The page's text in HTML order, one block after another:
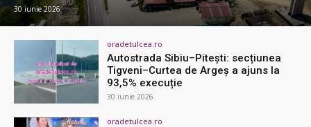
30 iunie 2026
oradetulcea.ro
Autostrada Sibiu–Pitești: secțiunea
Tigveni–Curtea de Argeș a ajuns la
93,5% execuție
30 iunie 2026
oradetulcea.ro